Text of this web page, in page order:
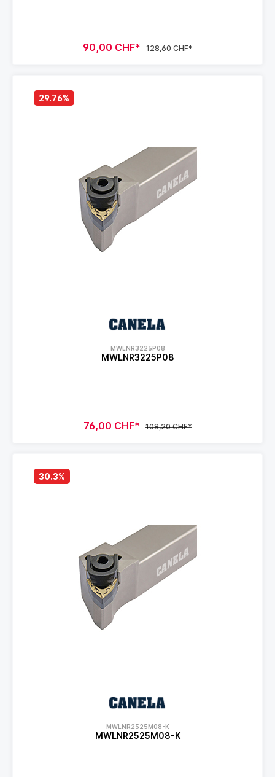
90,00 CHF* 128,60 CHF*
29.76%
MWLNR3225P08
MWLNR3225P08
76,00 CHF* 108,20 CHF*
30.3%
MWLNR2525M08-K
MWLNR2525M08-K